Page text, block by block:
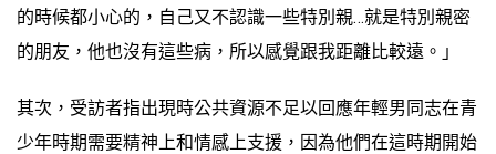
的時候都小心的，自己又不認識一些特別親…就是特別親密
的朋友，他也沒有這些病，所以感覺跟我距離比較遠。」
其次，受訪者指出現時公共資源不足以回應年輕男同志在青
少年時期需要精神上和情感上支援，因為他們在這時期開始